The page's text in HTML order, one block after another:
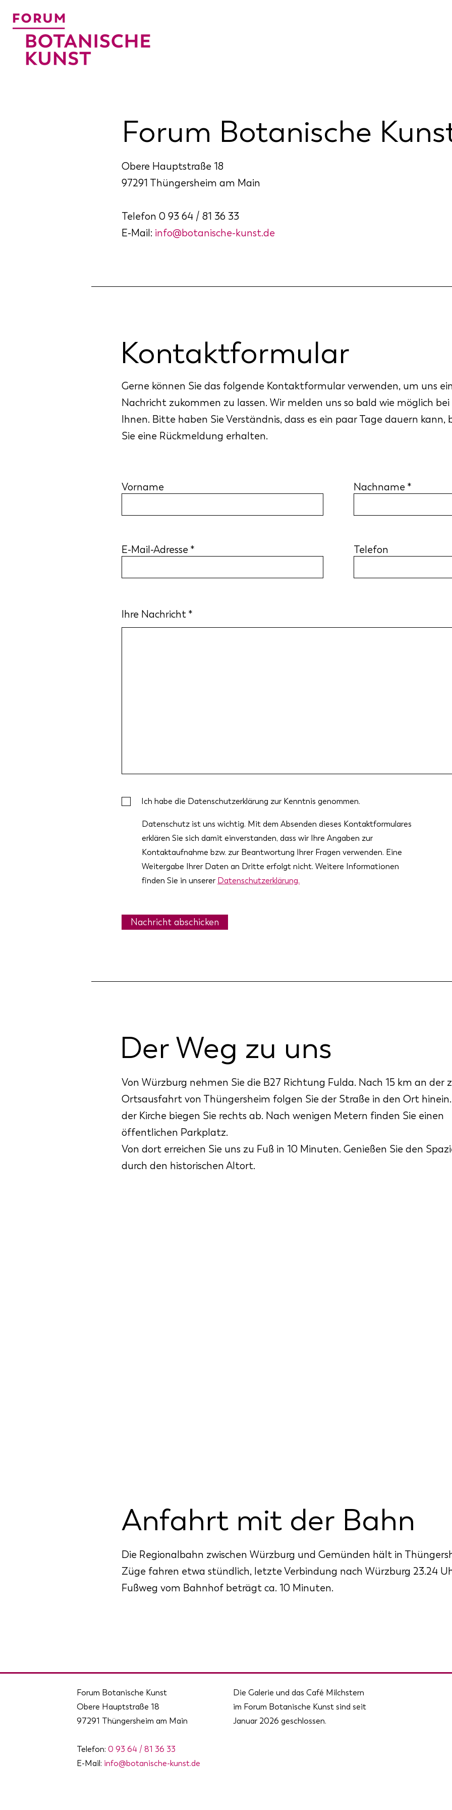
Forum Botanische
Obere Hauptstraße 18
97291 Thüngersheim am Main
Telefon 0 93 64 / 81 36 33
E-Mail: info@botanische-kunst.de
Kontaktformular
Gerne können Sie das folgende Kontaktformular verwenden, um uns
Nachricht zukommen zu lassen. Wir melden uns so bald wie möglich bei
Ihnen. Bitte haben Sie Verständnis, dass es ein paar Tage dauern kann,
Sie eine Rückmeldung erhalten.
Vorname Nachname
E-Mail-Adresse Telefon
Ihre Nachricht
Ich habe die Datenschutzerklärung zur Kenntnis genommen.
Datenschutz ist uns wichtig. Mit dem Absenden dieses Kontaktformulares
erklären Sie sich damit einverstanden, dass wir Ihre Angaben zur
Kontaktaufnahme bzw. zur Beantwortung Ihrer Fragen verwenden. Eine
Weitergabe Ihrer Daten an Dritte erfolgt nicht. Weitere Informationen
finden Sie in unserer Datenschutzerklärung.
Nachricht abschicken
Der Weg zu uns
Von Würzburg nehmen Sie die B27 Richtung Fulda. Nach 15 km an der
Ortsausfahrt von Thüngersheim folgen Sie der Straße in den Ort
der Kirche biegen Sie rechts ab. Nach wenigen Metern finden Sie einen
öffentlichen Parkplatz.
Von dort erreichen Sie uns zu Fuß in 10 Minuten. Genießen Sie den
durch den historischen Altort.
Anfahrt mit der Bahn
Die Regionalbahn zwischen Würzburg und Gemünden hält in
Züge fahren etwa stündlich, letzte Verbindung nach Würzburg 23.24
Fußweg vom Bahnhof beträgt ca. 10 Minuten.
Forum Botanische Kunst
Obere Hauptstraße 18
97291 Thüngersheim am Main
Telefon: 0 93 64 / 81 36 33
E-Mail: info@botanische-kunst.de
Die Galerie und das Café Milchstern
im Forum Botanische Kunst sind seit
Januar 2026 geschlossen.